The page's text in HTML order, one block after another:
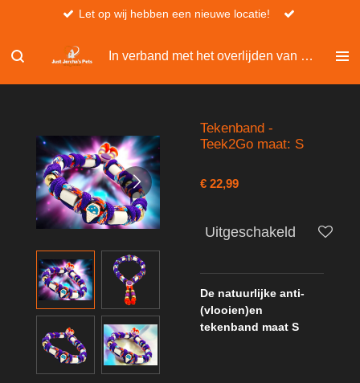
naar
hoofdinhoud
In verband met het overlijden van Christel, kan er niet besteld worden via de website.
Let op wij hebben een nieuwe locatie!
Tekenband -
Teek2Go maat: S
€ 22,99
Uitgeschakeld
De natuurlijke anti-
(vlooien)en
tekenband maat S